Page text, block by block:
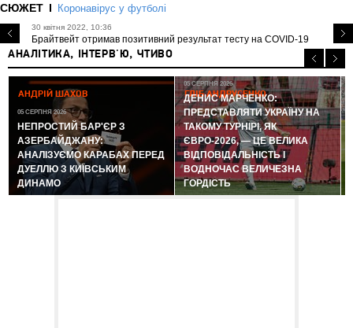
СЮЖЕТ Коронавірус у футболі
30 квітня 2022, 10:36
Брайтвейт отримав позитивний результат тесту на COVID-19
АНАЛІТИКА, ІНТЕРВ'Ю, ЧТИВО
АНДРІЙ ШАХОВ
05 СЕРПНЯ 2026
НЕПРОСТИЙ БАР'ЄР З
АЗЕРБАЙДЖАНУ:
АНАЛІЗУЄМО КАРАБАХ ПЕРЕД
ДУЕЛЛЮ З КИЇВСЬКИМ
ДИНАМО
ГЛІБ АНДРУСЕНКО
05 СЕРПНЯ 2026
ДЕНИС МАРЧЕНКО:
ПРЕДСТАВЛЯТИ УКРАЇНУ НА
ТАКОМУ ТУРНІРІ, ЯК
ЄВРО-2026, — ЦЕ ВЕЛИКА
ВІДПОВІДАЛЬНІСТЬ І
ВОДНОЧАС ВЕЛИЧЕЗНА
ГОРДІСТЬ